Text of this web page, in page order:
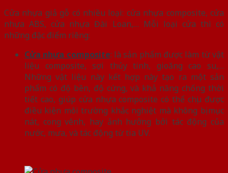
Cửa nhựa giả gỗ có nhiều loại: cửa nhựa composite, cửa
nhựa ABS, cửa nhựa Đài Loan,… Mỗi loại cửa thì có
những đặc điểm riêng:
Cửa nhựa composite: là sản phẩm được làm từ vật
liệu composite, sợi thủy tinh, gioăng cao su,…
Những vật liệu này kết hợp này tạo ra một sản
phẩm có độ bền, độ cứng, và khả năng chống thời
tiết cao, giúp cửa nhựa composite có thể chịu được
điều kiện môi trường khắc nghiệt mà không bị mục
nát, cong vênh, hay ảnh hưởng bởi tác động của
nước, mưa, và tác động từ tia UV.